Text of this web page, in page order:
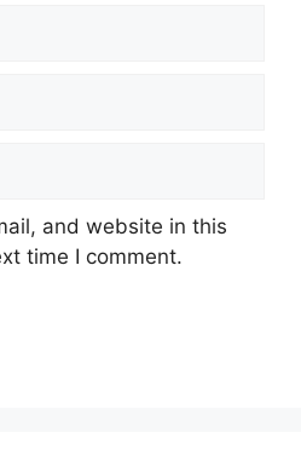
and website in this
time I comment.